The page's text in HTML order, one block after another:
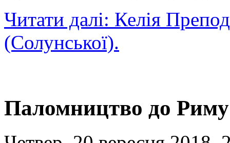
Читати далі: Келія
(Солунської).
Паломництво до Риму